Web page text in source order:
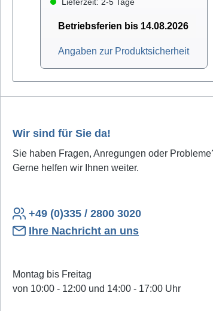
kann auch auf Dauerbetrieb
Lieferzeit: 2-5 Tage
Betriebsferien bis 14.08.2026
Angaben zur Produktsicherheit
Wir sind für Sie da!
Sie haben Fragen, Anregungen oder
Gerne helfen wir Ihnen weiter.
+49 (0)335 / 2800 3020
Ihre Nachricht an uns
Montag bis Freitag
von 10:00 - 12:00 und 14:00 - 17:00 Uhr